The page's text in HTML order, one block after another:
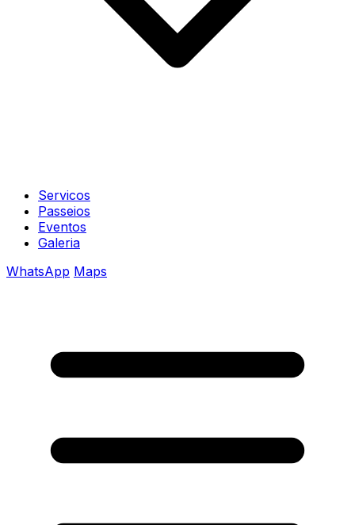
Servicos
Passeios
Eventos
Galeria
WhatsApp Maps